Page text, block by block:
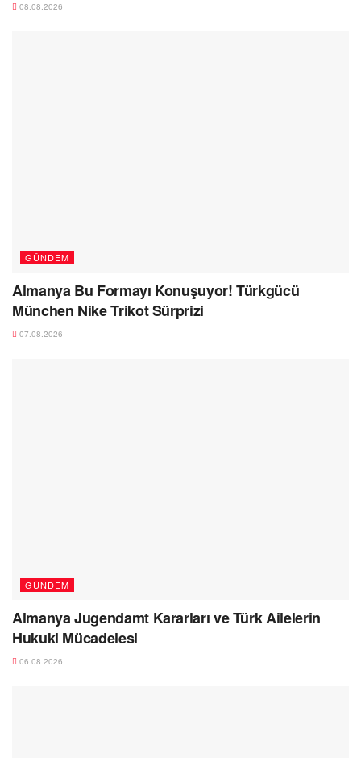
08.08.2026
GÜNDEM
Almanya Bu Formayı Konuşuyor! Türkgücü
München Nike Trikot Sürprizi
07.08.2026
GÜNDEM
Almanya Jugendamt Kararları ve Türk Ailelerin
Hukuki Mücadelesi
06.08.2026